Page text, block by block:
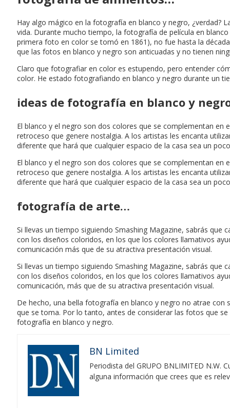
Hay algo mágico en la fotografía en blanco y negro, ¿verdad?
vida. Durante mucho tiempo, la fotografía de película en
primera foto en color se tomó en 1861), no fue hasta la
que las fotos en blanco y negro son anticuadas y no tienen
Claro que fotografiar en color es estupendo, pero entender
color. He estado fotografiando en blanco y negro durante un
ideas de fotografía en blanco y
El blanco y el negro son dos colores que se complementan
retroceso que genere nostalgia. A los artistas les encanta
diferente que hará que cualquier espacio de la casa sea un
El blanco y el negro son dos colores que se complementan
retroceso que genere nostalgia. A los artistas les encanta
diferente que hará que cualquier espacio de la casa sea un
fotografía de arte…
Si llevas un tiempo siguiendo Smashing Magazine, sabrás
con los diseños coloridos, en los que los colores llamativos
comunicación más que de su atractiva presentación visual.
Si llevas un tiempo siguiendo Smashing Magazine, sabrás
con los diseños coloridos, en los que los colores llamativos
comunicación, más que de su atractiva presentación visual.
De hecho, una bella fotografía en blanco y negro no atrae
que se toma. Por lo tanto, antes de considerar las fotos que
fotografía en blanco y negro.
BN Limited
Periodista del GRUPO BNLIMITED N.W.
alguna información que crees que es